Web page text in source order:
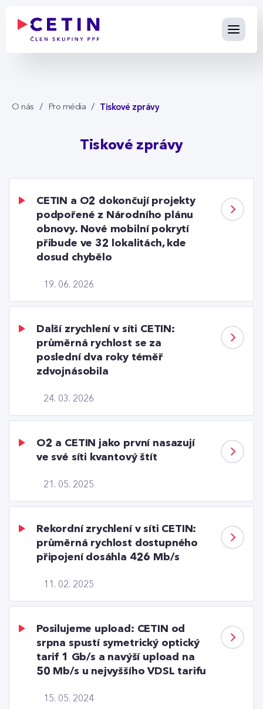
O nás Pro média Tiskové zprávy
Tiskové zprávy
19. 06. 2026
CETIN a O2 dokončují projekty
podpořené z Národního plánu
obnovy. Nové mobilní pokrytí
přibude ve 32 lokalitách, kde
dosud chybělo
24. 03. 2026
Další zrychlení v síti CETIN:
průměrná rychlost se za
poslední dva roky téměř
zdvojnásobila
21. 05. 2025
O2 a CETIN jako první nasazují
ve své síti kvantový štít
11. 02. 2025
Rekordní zrychlení v síti CETIN:
průměrná rychlost dostupného
připojení dosáhla 426 Mb/s
15. 05. 2024
Posilujeme upload: CETIN od
srpna spustí symetrický optický
tarif 1 Gb/s a navýší upload na
50 Mb/s u nejvyššího VDSL tarifu